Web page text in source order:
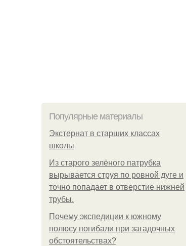
Популярные материалы
Экстернат в старших классах
школы
Из старого зелёного патрубка
вырывается струя по ровной дуге и
точно попадает в отверстие нижней
трубы.
Почему экспедиции к южному
полюсу погибали при загадочных
обстоятельствах?